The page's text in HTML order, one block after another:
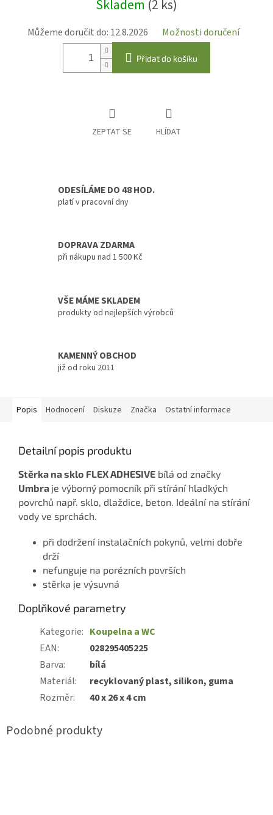
Skladem (2 ks)
Můžeme doručit do: 12.8.2026 Možnosti doručení
Přidat do košíku
ZEPTAT SE HLÍDAT
ODESÍLÁME DO 48 HOD.
platí v pracovní dny
DOPRAVA ZDARMA
při nákupu nad 1 500 Kč
VŠE MÁME SKLADEM
produkty od nejlepších výrobců
KAMENNÝ OBCHOD
již od roku 2011
Popis Hodnocení Diskuze Značka Ostatní informace
Detailní popis produktu
Stěrka na sklo FLEX ADHESIVE bílá od značky
Umbra je výborný pomocník při stírání hladkých
povrchů např. sklo, dlaždice, beton. Ideální na stírání
vody ve sprchách.
při dodržení instalačních pokynů, velmi dobře
drží
nefunguje na porézních površích
stěrka je výsuvná
Doplňkové parametry
Kategorie: Koupelna a WC
EAN:
028295405225
Barva:
bílá
Materiál:
recyklovaný plast, silikon, guma
Rozměr: 40 x 26 x 4 cm